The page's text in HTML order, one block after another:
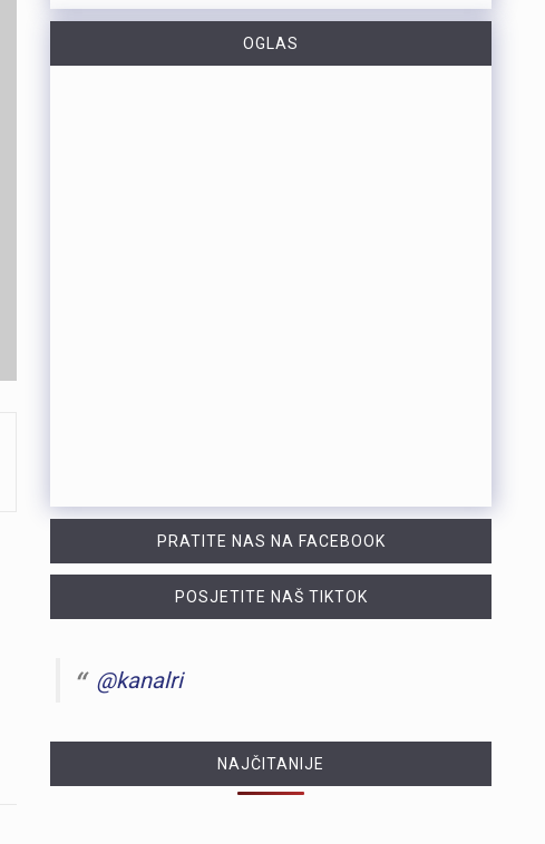
OGLAS
PRATITE NAS NA FACEBOOK
POSJETITE NAŠ TIKTOK
@kanalri
NAJČITANIJE